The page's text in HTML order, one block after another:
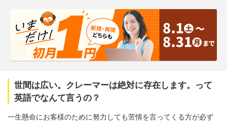
世間は広い。クレーマーは絶対に存在します。って
英語でなんて言うの？
一生懸命にお客様のために努力しても苦情を言ってくる方が必ず